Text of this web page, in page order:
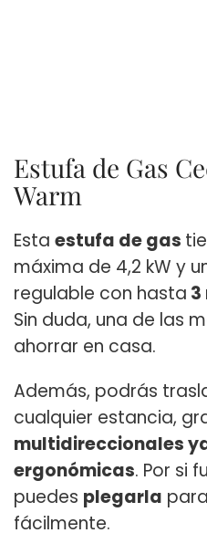
Estufa de Gas
Warm
Esta estufa de gas
máxima de 4,2 kW y
regulable con hasta
Sin duda, una de las
ahorrar en casa.
Además, podrás
cualquier estancia,
multidireccionales
ergonómicas. Por si
puedes plegarla
fácilmente.